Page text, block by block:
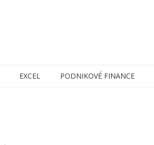
EXCEL PODNIKOVÉ FINANCE